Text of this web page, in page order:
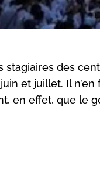
stagiaires des
et juillet. Il
en effet, que le